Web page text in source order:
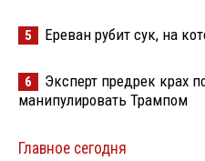
5 Ереван рубит сук, на
6
Эксперт предрек крах
манипулировать Трампом
Главное сегодня